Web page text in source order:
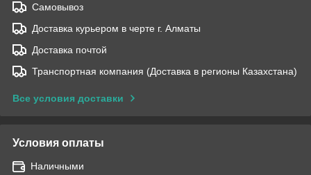
Самовывоз
Доставка курьером в черте г. Алматы
Доставка почтой
Транспортная компания (Доставка в регионы Казахстана)
Все условия доставки
Условия оплаты
Наличными